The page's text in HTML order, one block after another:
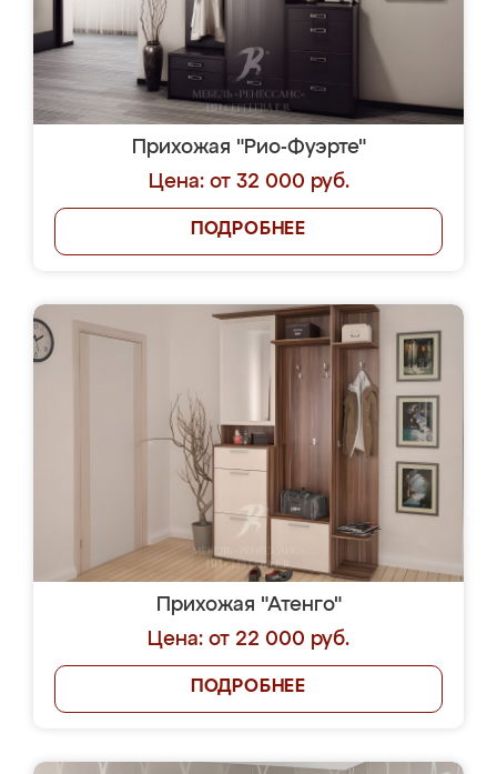
Прихожая "Рио-Фуэрте"
Цена: от 32 000 руб.
ПОДРОБНЕЕ
Прихожая "Атенго"
Цена: от 22 000 руб.
ПОДРОБНЕЕ